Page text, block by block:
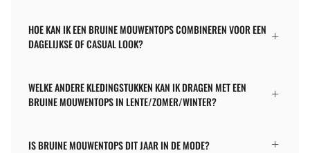
HOE KAN IK EEN BRUINE MOUWENTOPS COMBINEREN VOOR EEN
DAGELIJKSE OF CASUAL LOOK?
WELKE ANDERE KLEDINGSTUKKEN KAN IK DRAGEN MET EEN
BRUINE MOUWENTOPS IN LENTE/ZOMER/WINTER?
IS BRUINE MOUWENTOPS DIT JAAR IN DE MODE?